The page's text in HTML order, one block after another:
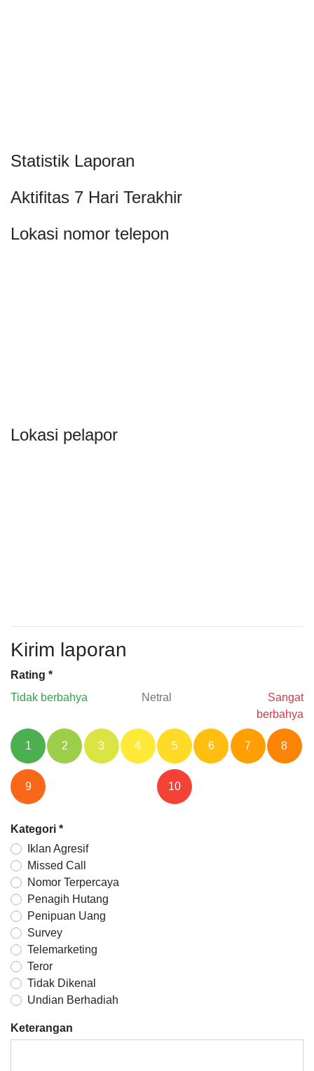
Statistik Laporan
Aktifitas 7 Hari Terakhir
Lokasi nomor telepon
Lokasi pelapor
Kirim laporan
Rating *
Tidak berbahya
Netral
Sangat
berbahya
1 2 3 4 5 6 7 8
9 10
Kategori *
Iklan Agresif
Missed Call
Nomor Terpercaya
Penagih Hutang
Penipuan Uang
Survey
Telemarketing
Teror
Tidak Dikenal
Undian Berhadiah
Keterangan